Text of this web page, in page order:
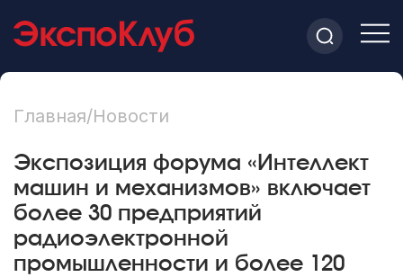
Главная/Новости
Экспозиция форума «Интеллект
машин и механизмов» включает
более 30 предприятий
радиоэлектронной
промышленности и более 120